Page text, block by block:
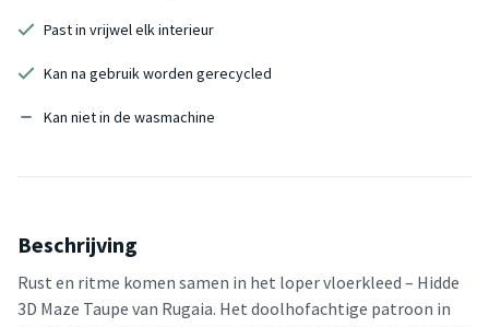
Past in vrijwel elk interieur
Kan na gebruik worden gerecycled
Kan niet in de wasmachine
Beschrijving
Rust en ritme komen samen in het loper vloerkleed – Hidde
3D Maze Taupe van Rugaia. Het doolhofachtige patroon in